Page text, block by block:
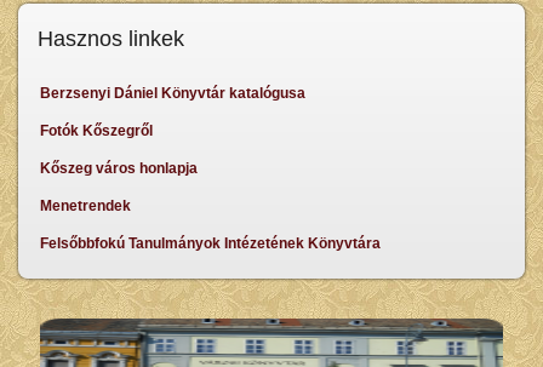
Hasznos linkek
Berzsenyi Dániel Könyvtár katalógusa
Fotók Kőszegről
Kőszeg város honlapja
Menetrendek
Felsőbbfokú Tanulmányok Intézetének Könyvtára